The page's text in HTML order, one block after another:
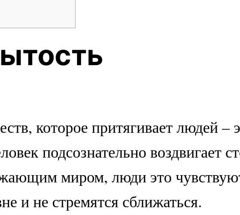
которое притягивает людей –
подсознательно воздвигает
миром, люди это
и не стремятся сближаться.